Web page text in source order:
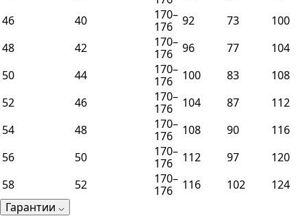
46
40
170–
176
92 73
100
48
42
170–
176
96 77
104
50
44
170–
176
100 83
108
52
46
170–
176
104 87
112
54
48
170–
176
108 90
116
56
50
170–
176
112 97
120
58
52
170–
176
116 102
124
Гарантии